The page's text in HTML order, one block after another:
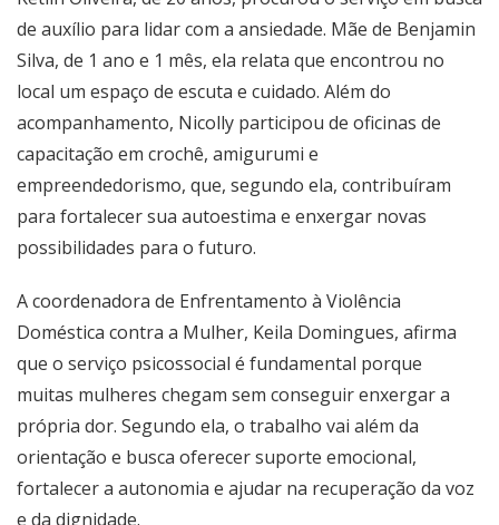
de auxílio para lidar com a ansiedade. Mãe de Benjamin
Silva, de 1 ano e 1 mês, ela relata que encontrou no
local um espaço de escuta e cuidado. Além do
acompanhamento, Nicolly participou de oficinas de
capacitação em crochê, amigurumi e
empreendedorismo, que, segundo ela, contribuíram
para fortalecer sua autoestima e enxergar novas
possibilidades para o futuro.
A coordenadora de Enfrentamento à Violência
Doméstica contra a Mulher, Keila Domingues, afirma
que o serviço psicossocial é fundamental porque
muitas mulheres chegam sem conseguir enxergar a
própria dor. Segundo ela, o trabalho vai além da
orientação e busca oferecer suporte emocional,
fortalecer a autonomia e ajudar na recuperação da voz
e da dignidade.